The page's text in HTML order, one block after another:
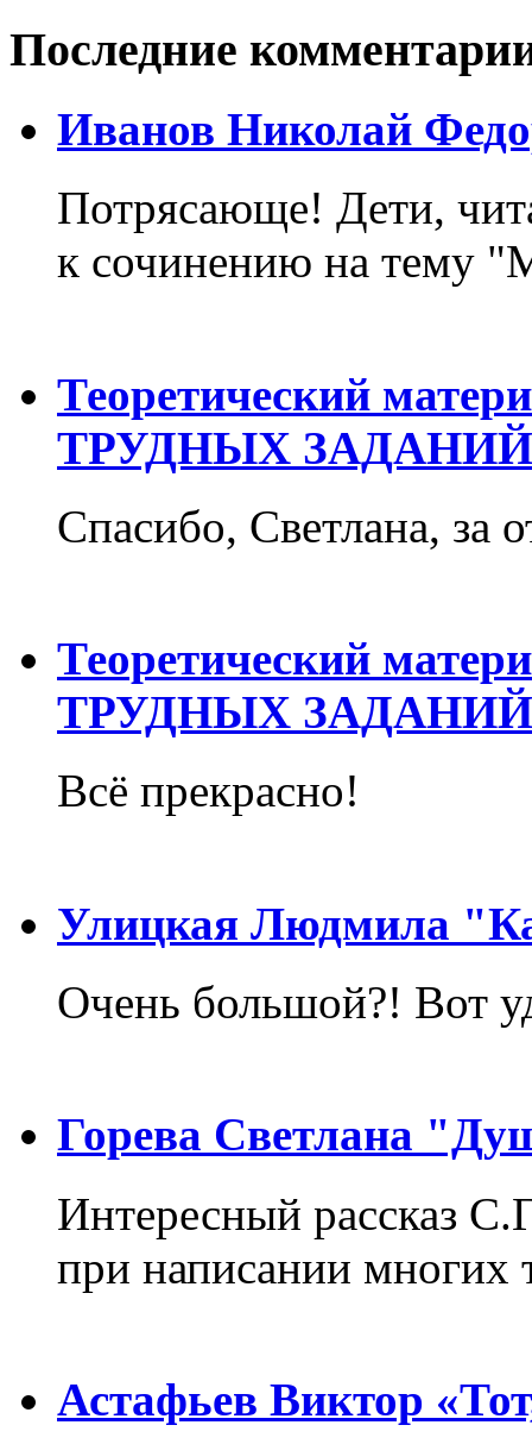
Последние
Иванов Николай
Потрясающе! Дети,
к сочинению на тему
Теоретический
ТРУДНЫХ
Спасибо, Светлана, за
Теоретический
ТРУДНЫХ
Всё прекрасно!
Улицкая Людмила
Очень большой?! Вот
Горева Светлана
Интересный рассказ
при написании многих
Астафьев Виктор